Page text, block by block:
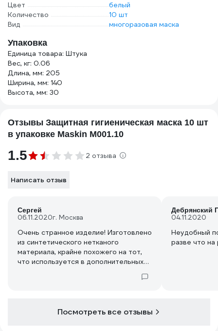
Цвет
белый
Количество
10 шт
Вид
многоразовая маска
Упаковка
Единица товара: Штука
Вес, кг: 0.06
Длина, мм: 205
Ширина, мм: 140
Высота, мм: 30
Отзывы Защитная гигиеническая маска 10 шт
в упаковке Maskin M001.10
1.5 2 отзыва
Написать отзыв
Сергей
06.11.2020г. Москва
Очень странное изделие! Изготовлено
из синтетического нетканого
материала, крайне похожего на тот,
что используется в дополнительных
очень странное. Маска из такого
Дебрянский
04.11.2020
Неудобный
разве что на
Посмотреть все отзывы